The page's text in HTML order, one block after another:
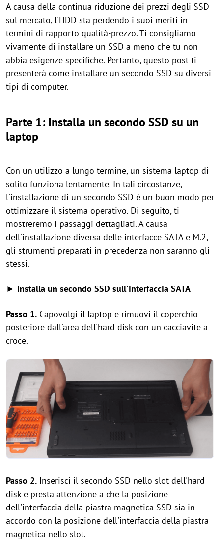
A causa della continua riduzione dei prezzi degli SSD
sul mercato, l'HDD sta perdendo i suoi meriti in
termini di rapporto qualità-prezzo. Ti consigliamo
vivamente di installare un SSD a meno che tu non
abbia esigenze specifiche. Pertanto, questo post ti
presenterà come installare un secondo SSD su diversi
tipi di computer.
Parte 1: Installa un secondo SSD su un
laptop
Con un utilizzo a lungo termine, un sistema laptop di
solito funziona lentamente. In tali circostanze,
l'installazione di un secondo SSD è un buon modo per
ottimizzare il sistema operativo. Di seguito, ti
mostreremo i passaggi dettagliati. A causa
dell'installazione diversa delle interfacce SATA e M.2,
gli strumenti preparati in precedenza non saranno gli
stessi.
► Installa un secondo SSD sull'interfaccia SATA
Passo 1. Capovolgi il laptop e rimuovi il coperchio
posteriore dall'area dell'hard disk con un cacciavite a
croce.
Passo 2. Inserisci il secondo SSD nello slot dell'hard
disk e presta attenzione a che la posizione
dell'interfaccia della piastra magnetica SSD sia in
accordo con la posizione dell'interfaccia della piastra
magnetica nello slot.